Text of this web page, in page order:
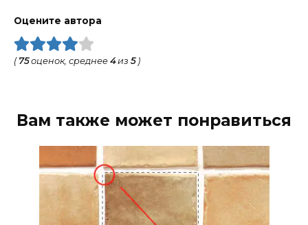
Оцените автора
( 75оценок, среднее 4из 5)
Вам также может понравиться